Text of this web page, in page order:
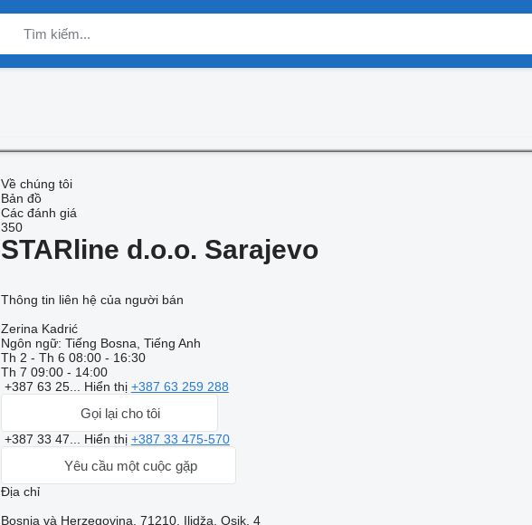
Về chúng tôi
Bản đồ
Các đánh giá
350
STARline d.o.o. Sarajevo
Thông tin liên hệ của người bán
Zerina Kadrić
Ngôn ngữ: Tiếng Bosna, Tiếng Anh
Th 2 - Th 6 08:00 - 16:30
Th 7 09:00 - 14:00
+387 63 25... Hiển thị +387 63 259 288
Gọi lại cho tôi
+387 33 47... Hiển thị +387 33 475-570
Yêu cầu một cuộc gặp
Địa chỉ
Bosnia và Herzegovina, 71210, Ilidža, Osik, 4